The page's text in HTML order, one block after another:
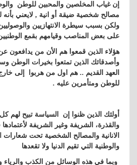
إن غياب المخلصين والمحبين للوطن
مصالح شخصية ضيقة أو انية , لايعني
ولكن بسبب سيطرة الانتهازيين
على بعض المناصب وقيامهم بقمع
هؤلاء الذين قمعوا هم الأن من يدافعون
وأصدقائك الذين تمتعوا بخيرات الوطن
العهد القديم .. هم اول من هربوا إلى
للوطن ومتأمرين عليه .
أولئك الذين ظنوا إن السياسة تبيح لهم
والقذرة، الشريفة وغير الشريفة
الانانية والمصالح الشخصية تحت
والوطنية التي تقيم الدنيا ولا تقعدها
وبما في هذه الوسائل من الكذب والرياء